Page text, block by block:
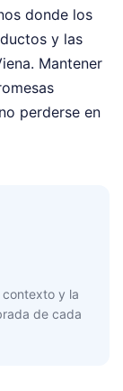
donde los
y las
Mantener
perderse en
contexto y la
de cada